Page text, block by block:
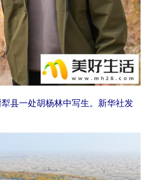
县一处胡杨林中写生。 新华社发